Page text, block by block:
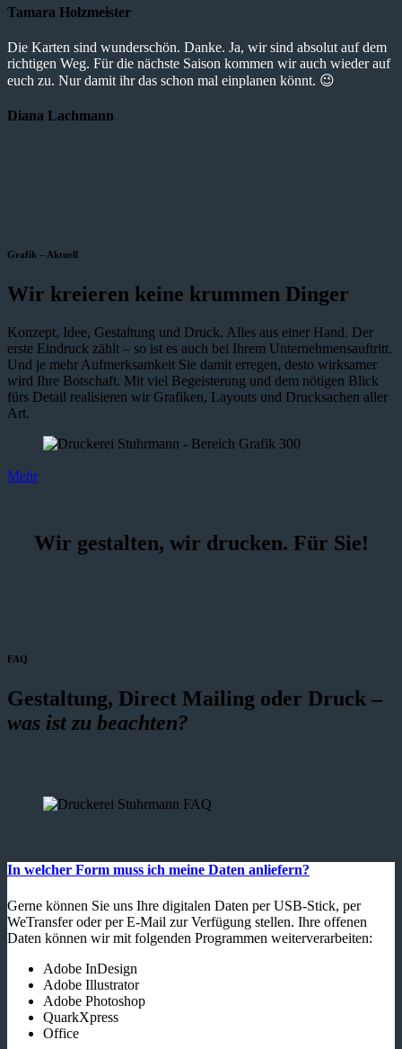
Tamara Holzmeister
Die Karten sind wunderschön. Danke. Ja, wir sind absolut auf dem
richtigen Weg. Für die nächste Saison kommen wir auch wieder auf
euch zu. Nur damit ihr das schon mal einplanen könnt. 😉
Diana Lachmann
Grafik – Aktuell
Wir kreieren keine krummen Dinger
Konzept, Idee, Gestaltung und Druck. Alles aus einer Hand. Der
erste Eindruck zählt – so ist es auch bei Ihrem Unternehmensauftritt.
Und je mehr Aufmerksamkeit Sie damit erregen, desto wirksamer
wird Ihre Botschaft. Mit viel Begeisterung und dem nötigen Blick
fürs Detail realisieren wir Grafiken, Layouts und Drucksachen aller
Art.
Mehr
Wir gestalten, wir drucken. Für Sie!
FAQ
Gestaltung, Direct Mailing oder Druck –
was ist zu beachten?
In welcher Form muss ich meine Daten anliefern?
Gerne können Sie uns Ihre digitalen Daten per USB-Stick, per
WeTransfer oder per E-Mail zur Verfügung stellen. Ihre offenen
Daten können wir mit folgenden Programmen weiterverarbeiten:
Adobe InDesign
Adobe Illustrator
Adobe Photoshop
QuarkXpress
Office